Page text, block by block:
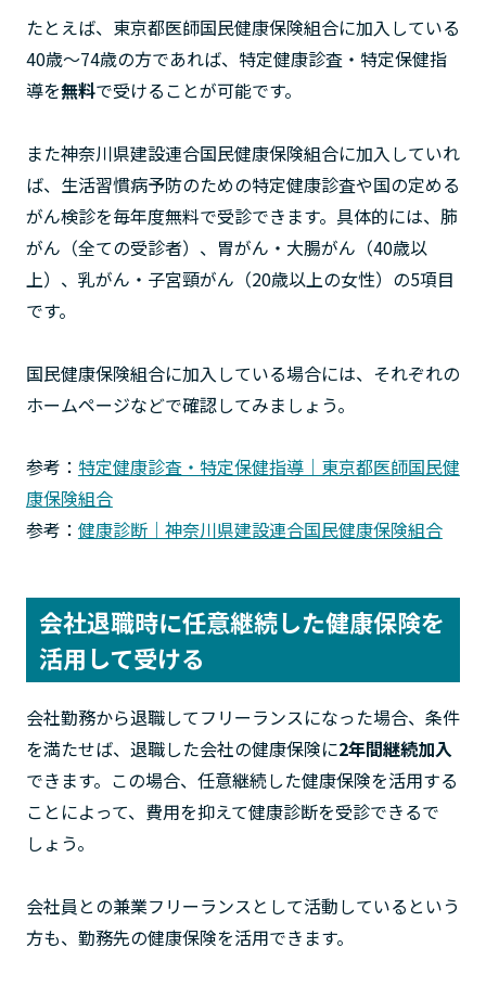
たとえば、東京都医師国民健康保険組合に加入している
40歳～74歳の方であれば、特定健康診査・特定保健指
導を無料で受けることが可能です。
また神奈川県建設連合国民健康保険組合に加入していれ
ば、生活習慣病予防のための特定健康診査や国の定める
がん検診を毎年度無料で受診できます。具体的には、肺
がん（全ての受診者）、胃がん・大腸がん（40歳以
上）、乳がん・子宮頸がん（20歳以上の女性）の5項目
です。
国民健康保険組合に加入している場合には、それぞれの
ホームページなどで確認してみましょう。
参考： 特定健康診査・特定保健指導｜東京都医師国民健
康保険組合
参考： 健康診断｜神奈川県建設連合国民健康保険組合
会社退職時に任意継続した健康保険を
活用して受ける
会社勤務から退職してフリーランスになった場合、条件
を満たせば、退職した会社の健康保険に2年間継続加入
できます。この場合、任意継続した健康保険を活用する
ことによって、費用を抑えて健康診断を受診できるで
しょう。
会社員との兼業フリーランスとして活動しているという
方も、勤務先の健康保険を活用できます。